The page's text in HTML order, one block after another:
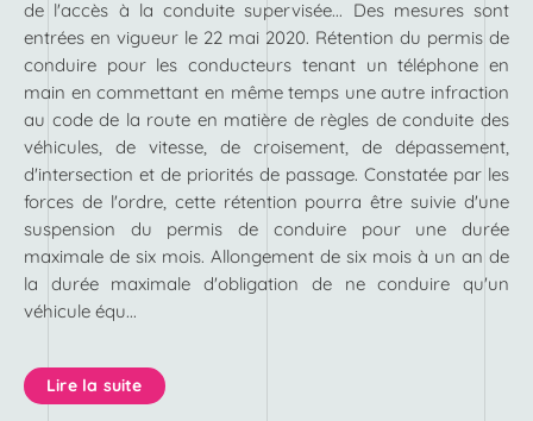
de l'accès à la conduite supervisée... Des mesures sont
entrées en vigueur le 22 mai 2020. Rétention du permis de
conduire pour les conducteurs tenant un téléphone en
main en commettant en même temps une autre infraction
au code de la route en matière de règles de conduite des
véhicules, de vitesse, de croisement, de dépassement,
d'intersection et de priorités de passage. Constatée par les
forces de l'ordre, cette rétention pourra être suivie d'une
suspension du permis de conduire pour une durée
maximale de six mois. ​​Allongement de six mois à un an de
la durée maximale d'obligation de ne conduire qu'un
véhicule équ...
Lire la suite